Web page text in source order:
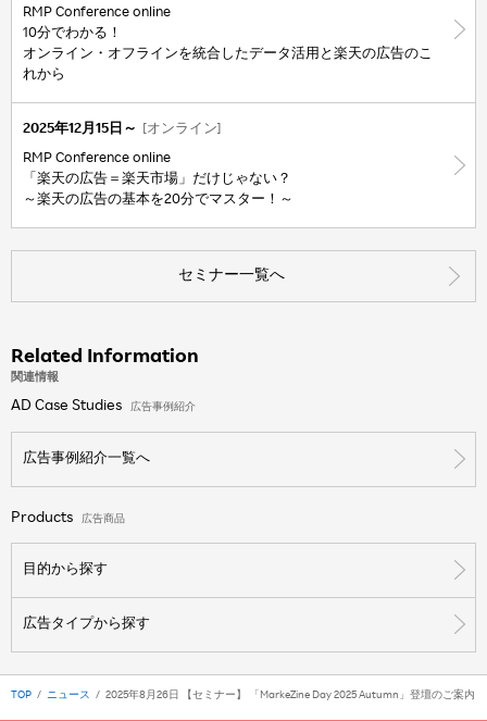
RMP Conference online
10分でわかる！
オンライン・オフラインを統合したデータ活用と楽天の広告のこ
れから
2025年12月15日～ [オンライン]
RMP Conference online
「楽天の広告＝楽天市場」だけじゃない？
～楽天の広告の基本を20分でマスター！～
セミナー一覧へ
Related Information
関連情報
AD Case Studies 広告事例紹介
広告事例紹介一覧へ
Products 広告商品
目的から探す
広告タイプから探す
TOP ニュース 2025年8月26日 【セミナー】 「MarkeZine Day 2025 Autumn」登壇のご案内